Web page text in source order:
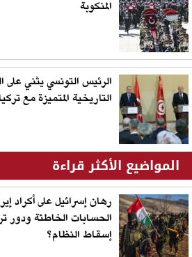
المنكوبة
الرئيس التونسي يثني على
التاريخية المتميزة مع
المواضيع الأكثر قراءة
رهان إسرائيل على أكراد
الحسابات الخاطئة ودور
إسقاط النظام؟